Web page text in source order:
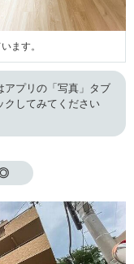
ます。
アプリの「写真」タブ
クしてみてください
◎